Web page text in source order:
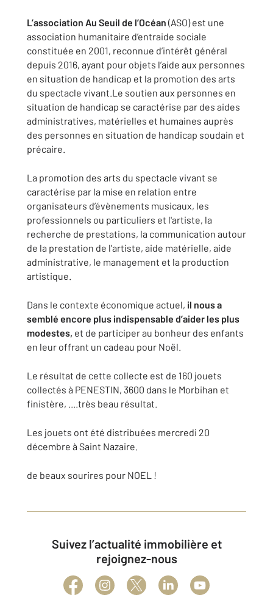
L’association Au Seuil de l’Océan (ASO) est une
association humanitaire d’entraide sociale
constituée en 2001, reconnue d’intérêt général
depuis 2016, ayant pour objets l’aide aux personnes
en situation de handicap et la promotion des arts
du spectacle vivant.Le soutien aux personnes en
situation de handicap se caractérise par des aides
administratives, matérielles et humaines auprès
des personnes en situation de handicap soudain et
précaire.
La promotion des arts du spectacle vivant se
caractérise par la mise en relation entre
organisateurs d’évènements musicaux, les
professionnels ou particuliers et l'artiste, la
recherche de prestations, la communication autour
de la prestation de l'artiste, aide matérielle, aide
administrative, le management et la production
artistique.
Dans le contexte économique actuel, il nous a
semblé encore plus indispensable d’aider les plus
modestes, et de participer au bonheur des enfants
en leur offrant un cadeau pour Noël.
Le résultat de cette collecte est de 160 jouets
collectés à PENESTIN, 3600 dans le Morbihan et
finistère, ....très beau résultat.
Les jouets ont été distribuées mercredi 20
décembre à Saint Nazaire.
de beaux sourires pour NOEL !
Suivez l’actualité immobilière et
rejoignez-nous